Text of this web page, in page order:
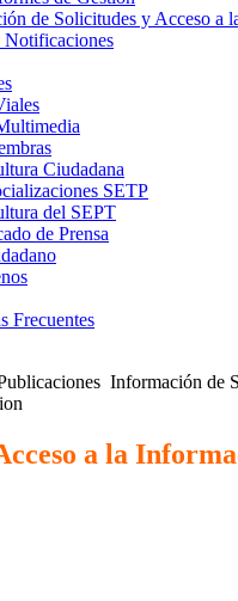
de Solicitudes y Acceso a
Ciudadana
SETP
del SEPT
de Prensa
Frecuentes
Información de
a la